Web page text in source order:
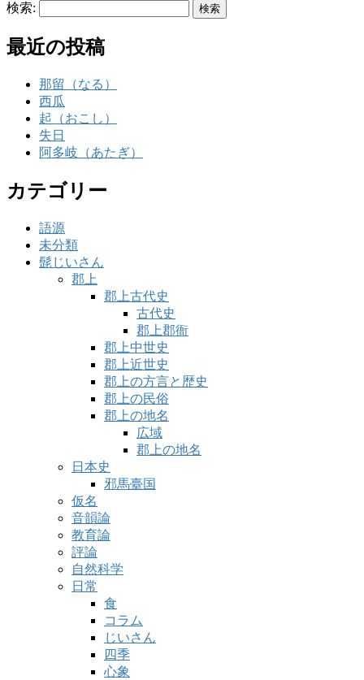
検索:
最近の投稿
那留（なる）
西瓜
起（おこし）
失日
阿多岐（あたぎ）
カテゴリー
語源
未分類
髭じいさん
郡上
郡上古代史
古代史
郡上郡衙
郡上中世史
郡上近世史
郡上の方言と歴史
郡上の民俗
郡上の地名
広域
郡上の地名
日本史
邪馬臺国
仮名
音韻論
教育論
評論
自然科学
日常
食
コラム
じいさん
四季
心象